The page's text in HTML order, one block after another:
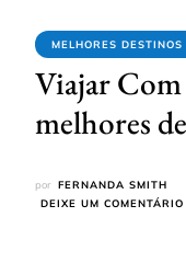
MELHORES DESTINOS
Viajar Com
melhores
por FERNANDA SMITH
DEIXE UM COMENTÁRIO